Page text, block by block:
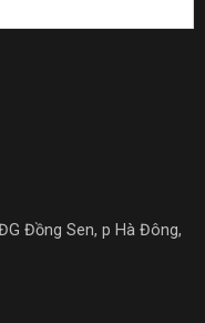
Đồng Sen, p Hà Đông,